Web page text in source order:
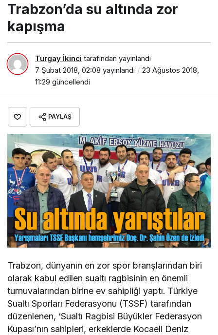
Trabzon’da su altında zor
kapışma
Turgay İkinci tarafından yayınlandı
7 Şubat 2018, 02:08 yayınlandı
23 Ağustos 2018,
11:29 güncellendi
PAYLAŞ
Trabzon, dünyanın en zor spor branşlarından biri
olarak kabul edilen sualtı ragbisinin en önemli
turnuvalarından birine ev sahipliği yaptı. Türkiye
Sualtı Sporları Federasyonu (TSSF) tarafından
düzenlenen, ‘Sualtı Ragbisi Büyükler Federasyon
Kupası’nın sahipleri, erkeklerde Kocaeli Deniz